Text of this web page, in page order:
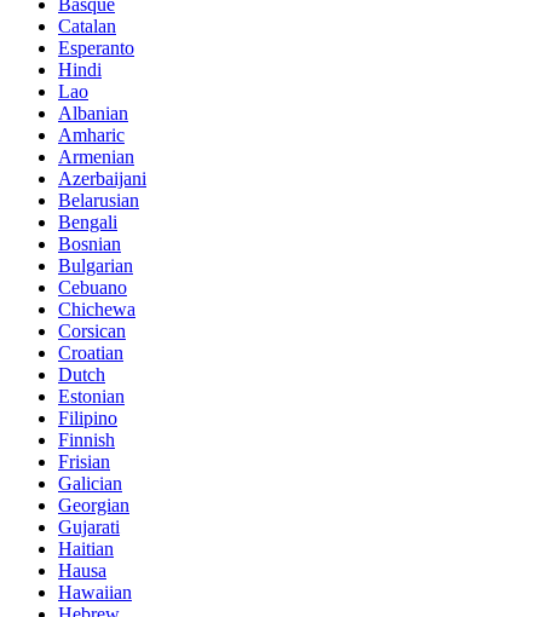
Basque
Catalan
Esperanto
Hindi
Lao
Albanian
Amharic
Armenian
Azerbaijani
Belarusian
Bengali
Bosnian
Bulgarian
Cebuano
Chichewa
Corsican
Croatian
Dutch
Estonian
Filipino
Finnish
Frisian
Galician
Georgian
Gujarati
Haitian
Hausa
Hawaiian